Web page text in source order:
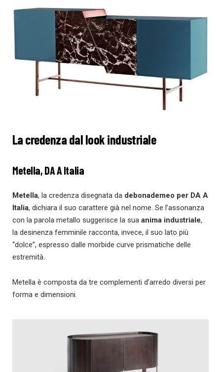
La credenza dal look industriale
Metella, DA A Italia
Metella, la credenza disegnata da debonademeo per DA A
Italia, dichiara il suo carattere già nel nome. Se l’assonanza
con la parola metallo suggerisce la sua anima industriale,
la desinenza femminile racconta, invece, il suo lato più
“dolce”, espresso dalle morbide curve prismatiche delle
estremità.
Metella è composta da tre complementi d’arredo diversi per
forma e dimensioni.